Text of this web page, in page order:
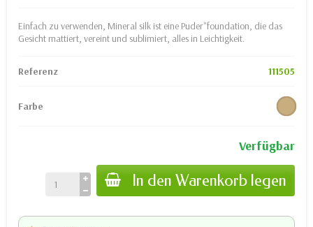
Einfach zu verwenden, Mineral silk ist eine Puder"foundation, die das
Gesicht mattiert, vereint und sublimiert, alles in Leichtigkeit.
Referenz 111505
Farbe
Verfügbar
In den Warenkorb legen